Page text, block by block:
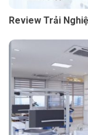
Review Trải